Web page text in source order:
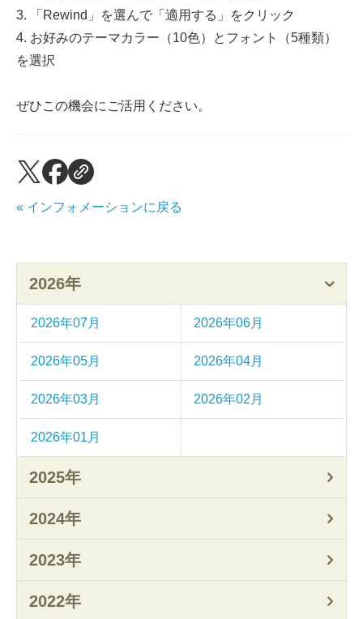
3. 「Rewind」を選んで「適用する」をクリック
4. お好みのテーマカラー（10色）とフォント（5種類）
を選択
ぜひこの機会にご活用ください。
« インフォメーションに戻る
2026年
2026年07月 2026年06月
2026年05月 2026年04月
2026年03月 2026年02月
2026年01月
2025年
2024年
2023年
2022年